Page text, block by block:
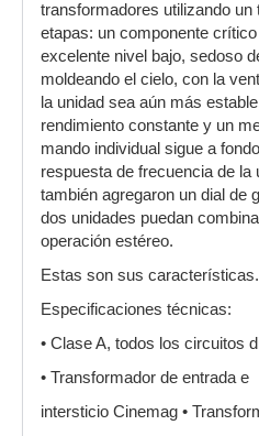
transformadores utilizando un
etapas: un componente
excelente nivel bajo, sedoso
moldeando el cielo, con la
la unidad sea aún más
rendimiento constante y un
mando individual sigue a
respuesta de frecuencia de la
también agregaron un dial de
dos unidades puedan
operación estéreo.
Estas son sus características.
Especificaciones técnicas:
• Clase A, todos los circuitos
• Transformador de entrada e
intersticio Cinemag •